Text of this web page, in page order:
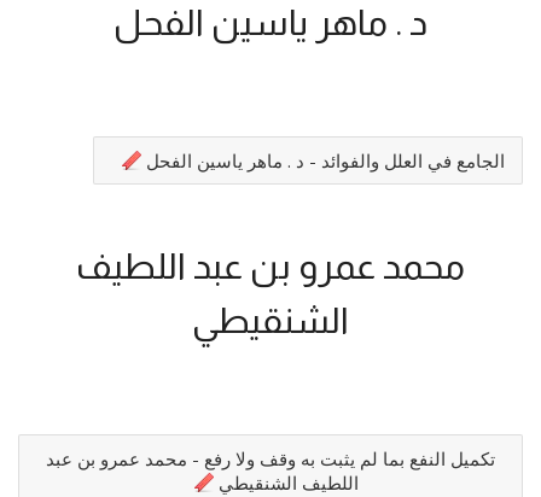
د . ماهر ياسين الفحل
الجامع في العلل والفوائد - د . ماهر ياسين الفحل
محمد عمرو بن عبد اللطيف
الشنقيطي
تكميل النفع بما لم يثبت به وقف ولا رفع - محمد عمرو بن عبد
اللطيف الشنقيطي